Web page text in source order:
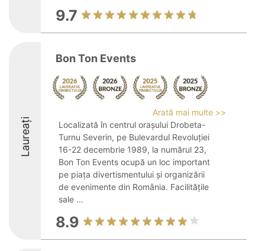
9.7
Laureați
Bon Ton Events
Arată mai multe >>
Localizată în centrul orașului Drobeta-
Turnu Severin, pe Bulevardul Revoluției
16-22 decembrie 1989, la numărul 23,
Bon Ton Events ocupă un loc important
pe piața divertismentului și organizării
de evenimente din România. Facilitățile
sale ...
8.9